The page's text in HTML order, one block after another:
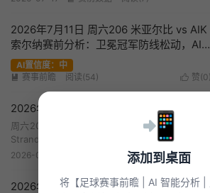
2026年7月11日 周六206 米亚尔比 vs AIK
索尔纳赛前分析：卫冕冠军防线松动，AIK
残阵能否全身而退？
AI置信度：中
 赞(0)
 赛事前瞻 阅读(54)
2026年7月11日 周六206 米亚尔比vsAIK
周六206 米亚尔比 vs AIK索尔纳 | 开球时间:
Strandvallen
2026-07-11 阅读(10)
2026年7月3日 周五201 天狼星 vs 米亚尔
📲
添加到桌面
将【足球赛事前瞻 | AI 智能分析 |